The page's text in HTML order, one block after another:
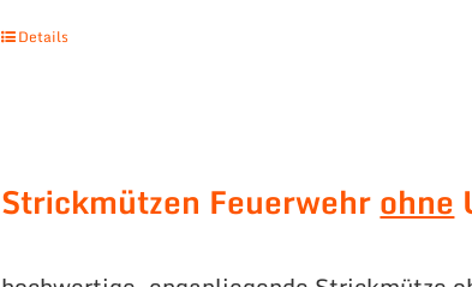
Details
Strickmützen Feuerwehrohne